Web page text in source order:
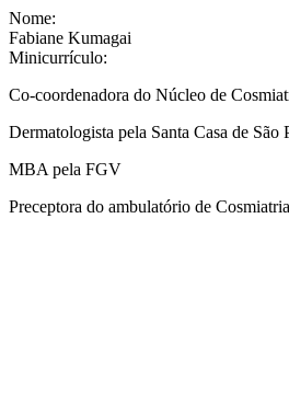
Nome:
Fabiane Kumagai
Minicurrículo:
Co-coordenadora do Núcleo de
Dermatologista pela Santa Casa de São
MBA pela FGV
Preceptora do ambulatório de